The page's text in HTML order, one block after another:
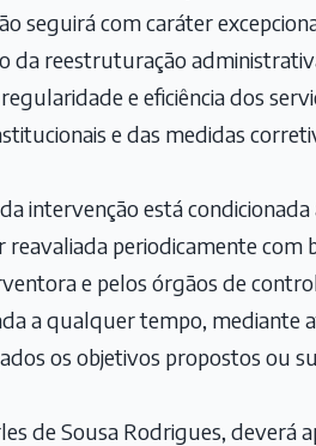
seguirá com caráter
da reestruturação
e eficiência dos
e das medidas
intervenção está
periodicamente com
e pelos órgãos de
a qualquer tempo, mediante
os objetivos propostos ou
de Sousa Rodrigues, deverá